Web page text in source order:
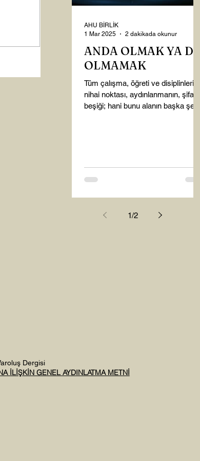
ANDA OLMAK YA DA
OLMAMAK
Tüm çalışma, öğreti ve disiplinlerin
nihai noktası, aydınlanmanın, şifanın
beşiği; hani bunu alanın başka şey
AHU BİRLİK
1 Mar 2025
2 dakikada okunur
1/2
Dergisi
İLİŞKİN GENEL AYDINLATMA METNİ